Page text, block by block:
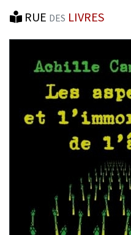
RUE DES LIVRES